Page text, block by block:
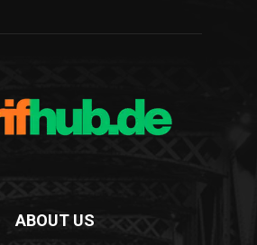
ABOUT US